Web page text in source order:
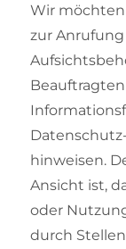
Wir möchten
zur
hinweisen.
Ansicht ist,
oder
durch Stellen